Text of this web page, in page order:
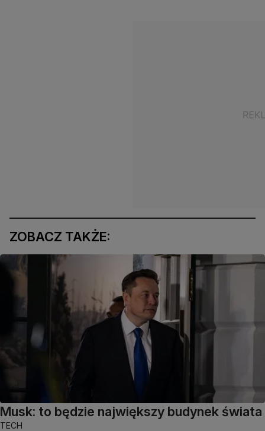
ZOBACZ TAKŻE:
Musk: to będzie największy budynek świata
TECH